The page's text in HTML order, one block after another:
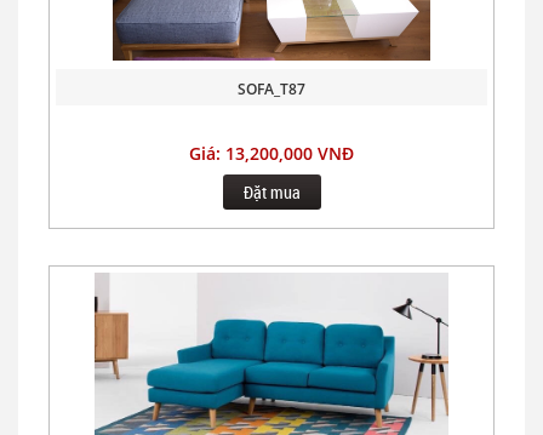
SOFA_T87
Giá: 13,200,000 VNĐ
Đặt mua